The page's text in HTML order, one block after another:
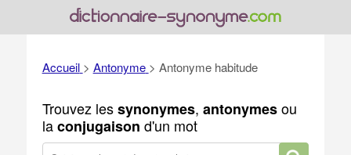
Accueil > Antonyme > Antonyme habitude
Trouvez lessynonymes, antonymesou
laconjugaison d'un mot